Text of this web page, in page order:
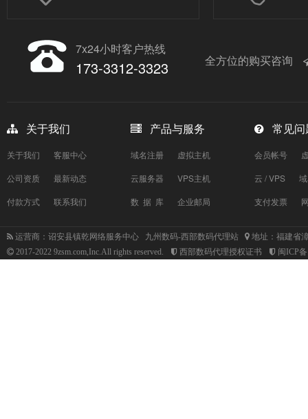
7x24小时客户热线
173-3312-3323 全方位的购买咨询
关于我们
关于我们
客服中心
公司资质
最新动态
付款方式
联系我们
产品与服务
域名注册
虚拟主机
云服务器
VPS主机
数 据 库
企业邮局
常见问
会员帐号
云 / VPS
支付发票
运营商：诏安县镇乾网络服务中心 九州数码-西部数码代理站
地址：福建省
2017-2022 9zsm.com,Inc.All rights reserved.
西部数码代理授权证书 闽ICP